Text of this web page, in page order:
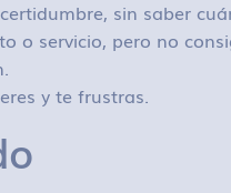
sin saber
o servicio, pero no
y te frustras.